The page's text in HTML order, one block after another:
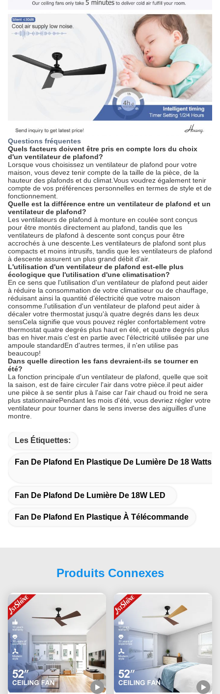
Questions fréquentes
Quels facteurs doivent être pris en compte lors du choix
d'un ventilateur de plafond?
Lorsque vous choisissez un ventilateur de plafond pour votre
maison, vous devez tenir compte de la taille de la pièce, de la
hauteur des plafonds et du climat.Vous voudrez également tenir
compte de vos préférences personnelles en termes de style et de
fonctionnement.
Quelle est la différence entre un ventilateur de plafond et un
ventilateur de plafond?
Les ventilateurs de plafond à monture en coulée sont conçus
pour être montés directement au plafond, tandis que les
ventilateurs de plafond à descente sont conçus pour être
accrochés à une descente.Les ventilateurs de plafond sont plus
compacts et moins intrusifs, tandis que les ventilateurs de plafond
à descente assurent un plus grand débit d'air.
L'utilisation d'un ventilateur de plafond est-elle plus
écologique que l'utilisation d'une climatisation?
En ce sens que l'utilisation d'un ventilateur de plafond peut aider
à réduire la consommation de votre climatiseur ou de chauffage,
réduisant ainsi la quantité d'électricité que votre maison
consomme.l'utilisation d'un ventilateur de plafond peut aider à
décaler votre thermostat jusqu'à quatre degrés dans les deux
sensCela signifie que vous pouvez régler confortablement votre
thermostat quatre degrés plus haut en été, et quatre degrés plus
bas en hiver.mais c'est en partie avec l'électricité utilisée par une
ampoule standardEn d'autres termes, il n'en utilise pas
beaucoup!
Dans quelle direction les fans devraient-ils se tourner en
été?
La fonction principale d'un ventilateur de plafond, quelle que soit
la saison, est de faire circuler l'air dans votre pièce.il peut aider
une pièce à se sentir plus à l'aise car l'air chaud ou froid ne sera
plus stationnairePendant les mois d'été, vous devriez régler votre
ventilateur pour tourner dans le sens inverse des aiguilles d'une
montre.
Les Étiquettes:
Fan De Plafond En Plastique De Lumière De 18 Watts
Fan De Plafond De Lumière De 18W LED
Fan De Plafond En Plastique À Télécommande
Produits Connexes